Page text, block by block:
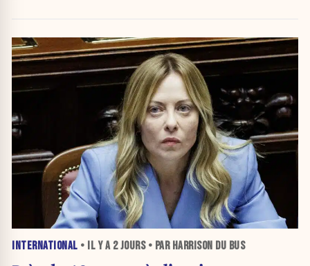
INTERNATIONAL • IL Y A 2 JOURS• PAR HARRISON DU BUS